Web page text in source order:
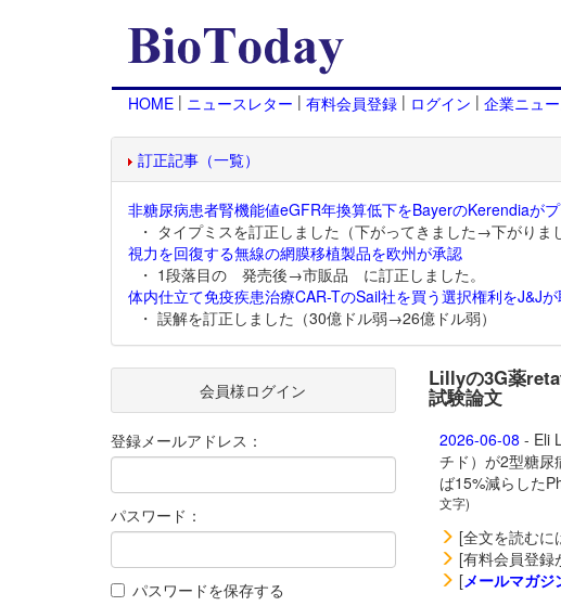
HOME | ニュースレター | 有料会員登録 | ログイン | 企業ニュ
訂正記事（一覧）
非糖尿病患者腎機能値eGFR年換算低下をBayerのKerendiaが
・ タイプミスを訂正しました（下がってきました→下がりま
視力を回復する無線の網膜移植製品を欧州が承認
・ 1段落目の 発売後→市販品 に訂正しました。
体内仕立て免疫疾患治療CAR-TのSail社を買う選択権利をJ&J
・ 誤解を訂正しました（30億ドル弱→26億ドル弱）
Lillyの3G薬
試験論文
2026-06-08 - Eli
チド）が2型糖尿
ば15%減らした
文字)
[全文を読むに
[有料会員登録
[メールマガジ
会員様ログイン
登録メールアドレス：
パスワード：
パスワードを保存する